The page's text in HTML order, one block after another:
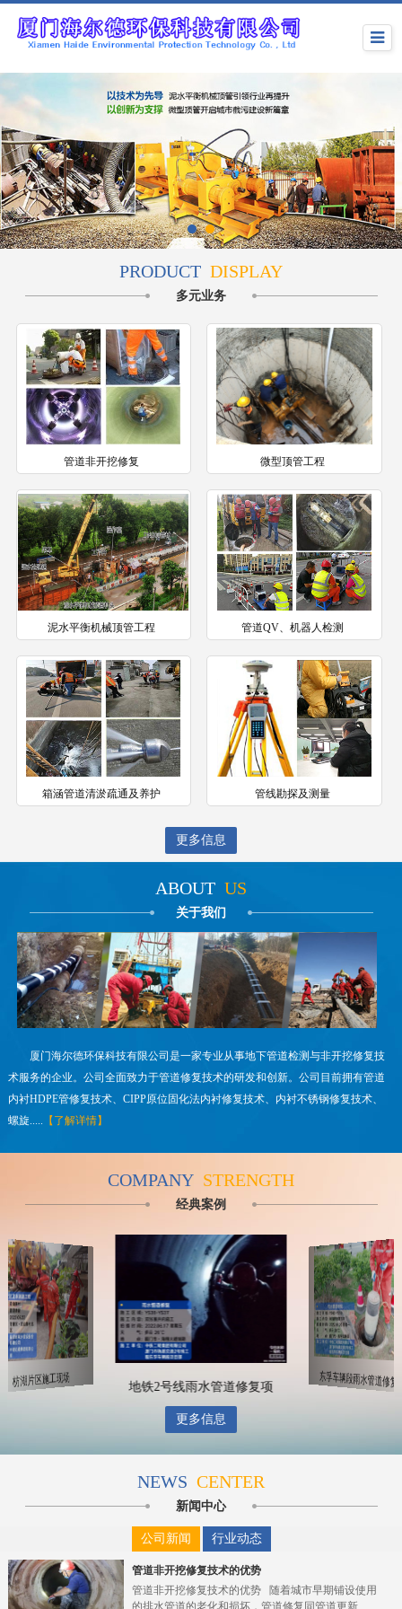
PRODUCT DISPLAY
多元业务
管道非开挖修复 微型顶管工程
泥水平衡机械顶管工程 管道QV、机器人检测
箱涵管道清淤疏通及养护 管线勘探及测量
更多信息
ABOUT US
关于我们
厦门海尔德环保科技有限公司是一家专业从事地下管道检测与非开挖修复技
术服务的企业。公司全面致力于管道修复技术的研发和创新。公司目前拥有管道
内衬HDPE管修复技术、CIPP原位固化法内衬修复技术、内衬不锈钢修复技术、
螺旋..... 【了解详情】
COMPANY STRENGTH
经典案例
枋湖片区施工现场 地铁2号线雨水管道修复项 东孚车辆段雨水管道修复
更多信息
NEWS CENTER
新闻中心
公司新闻 行业动态
管道非开挖修复技术的优势
管道非开挖修复技术的优势 随着城市早期铺设使用
的排水管道的老化和损坏，管道修复同管道更新...